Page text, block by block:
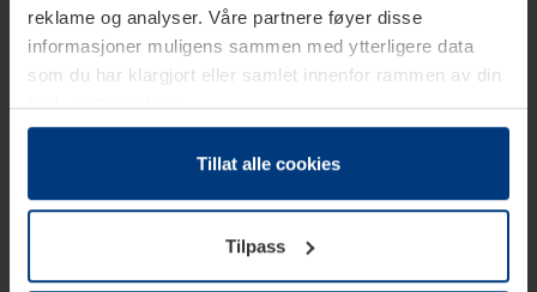
reklame og analyser. Våre partnere føyer disse
informasjoner muligens sammen med ytterligere data
som du har klargjort eller samlet innenfor rammen av din
bruk av tjenestene.
Etter loven kan vi lagre informasjonskapsler på din
datamaskin, hvis disse er absolutt nødvendig for drift av
trenger vi din tillatelse. Du kan når som helst endre eller
tilbakekalle ditt samtykke i forklaringen av
informasjonskapselen på sidenPersonvernerklæringpå
Tillat alle cookies
Tilpass